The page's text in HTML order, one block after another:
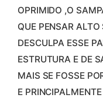
OPRIMIDO ,O
QUE PENSAR
DESCULPA ESSE
ESTRUTURA E DE
MAIS SE FOSSE
E